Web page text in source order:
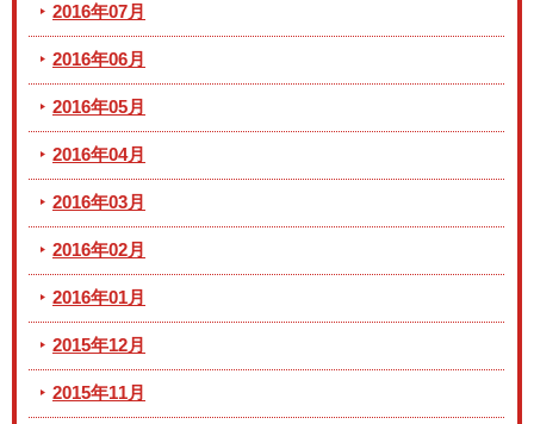
2016年07月
2016年06月
2016年05月
2016年04月
2016年03月
2016年02月
2016年01月
2015年12月
2015年11月